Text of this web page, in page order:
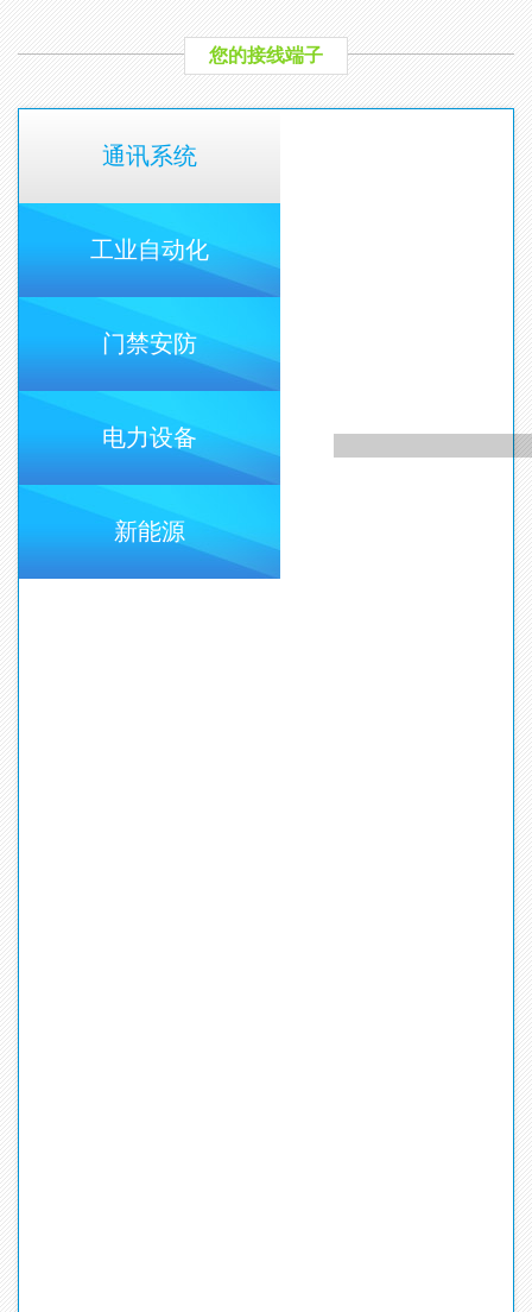
您的接线端子
通讯系统
工业自动化
门禁安防
电力设备
新能源